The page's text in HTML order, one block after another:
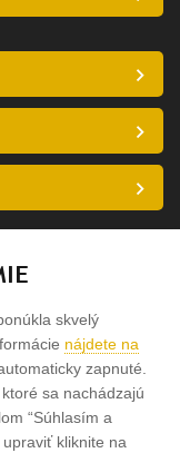
predaj hodiniek a
skvelý
nájdete na
zapnuté.
sa nachádzajú
“Súhlasím a
kliknite na